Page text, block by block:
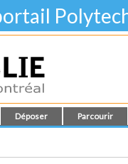
Déposer Parcourir